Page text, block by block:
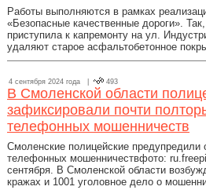
Работы выполняются в рамках
«Безопасные качественные дороги».
приступила к капремонту на ул.
удаляют старое асфальтобетонное
4 сентября 2024 года | 493
В Смоленской области
зафиксировали почти
телефонных мошенничеств
Смоленские полицейские предупредили
телефонных мошенничествфото:
сентября. В Смоленской области
кражах и 1001 уголовное дело о